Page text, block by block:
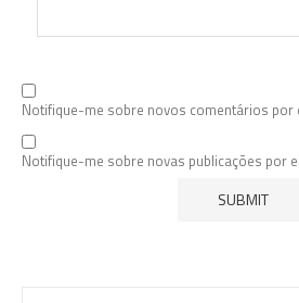
Notifique-me sobre novos comentários por
Notifique-me sobre novas publicações por